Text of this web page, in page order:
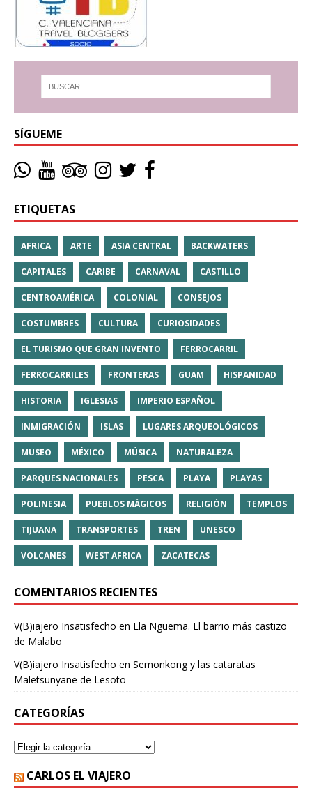
SÍGUEME
ETIQUETAS
AFRICA ARTE ASIA CENTRAL BACKWATERS
CAPITALES CARIBE CARNAVAL CASTILLO
CENTROAMÉRICA COLONIAL CONSEJOS
COSTUMBRES CULTURA CURIOSIDADES
EL TURISMO QUE GRAN INVENTO FERROCARRIL
FERROCARRILES FRONTERAS GUAM HISPANIDAD
HISTORIA IGLESIAS IMPERIO ESPAÑOL
INMIGRACIÓN ISLAS LUGARES ARQUEOLÓGICOS
MUSEO MÉXICO MÚSICA NATURALEZA
PARQUES NACIONALES PESCA PLAYA PLAYAS
POLINESIA PUEBLOS MÁGICOS RELIGIÓN TEMPLOS
TIJUANA TRANSPORTES TREN UNESCO
VOLCANES WEST AFRICA ZACATECAS
COMENTARIOS RECIENTES
V(B)iajero Insatisfecho en Ela Nguema. El barrio más castizo
de Malabo
V(B)iajero Insatisfecho en Semonkong y las cataratas
Maletsunyane de Lesoto
CATEGORÍAS
CARLOS EL VIAJERO